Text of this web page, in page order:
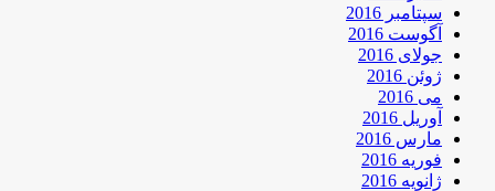
سپتامبر 2016
آگوست 2016
جولای 2016
ژوئن 2016
می 2016
آوریل 2016
مارس 2016
فوریه 2016
ژانویه 2016